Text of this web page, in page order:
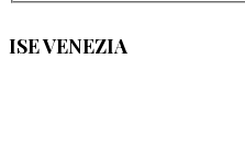
ISE VENEZIA